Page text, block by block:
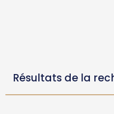
Résultats de la